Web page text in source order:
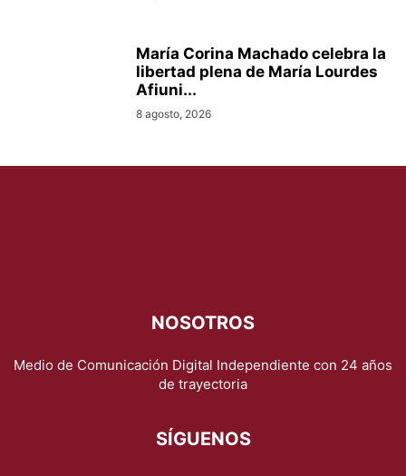
María Corina Machado celebra la
libertad plena de María Lourdes
Afiuni...
8 agosto, 2026
NOSOTROS
Medio de Comunicación Digital Independiente con 24 años
de trayectoria
SÍGUENOS